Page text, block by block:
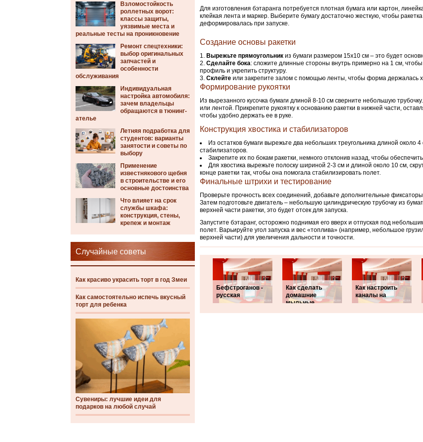
Взломостойкость
роллетных ворот:
классы защиты,
уязвимые места и
реальные тесты на проникновение
Ремонт спецтехники:
выбор оригинальных
запчастей и
особенности
обслуживания
Индивидуальная
настройка автомобиля:
зачем владельцы
обращаются в тюнинг-
ателье
Летняя подработка для
студентов: варианты
занятости и советы по
выбору
Применение
известнякового щебня
в строительстве и его
основные достоинства
Что влияет на срок
службы шкафа:
конструкция, стены,
крепеж и монтаж
Случайные советы
Как красиво украсить торт в год Змеи
Как самостоятельно испечь вкусный
торт для ребенка
Сувениры: лучшие идеи для
подарков на любой случай
Для изготовления бэтаранга потребуется плотная бумага или картон,
клейкая лента и маркер. Выберите бумагу достаточно жесткую, чтобы
деформировалась при запуске.
Создание основы ракетки
Вырежьте прямоугольник из бумаги размером 15х10 см – это будет
Сделайте бока: сложите длинные стороны внутрь примерно на 1 см, чтобы
профиль и укрепить структуру.
Склейте или закрепите залом с помощью ленты, чтобы форма держалась
Формирование рукоятки
Из вырезанного кусочка бумаги длиной 8-10 см сверните небольшую
или лентой. Прикрепите рукоятку к основанию ракетки в нижней части,
чтобы удобно держать ее в руке.
Конструкция хвостика и стабилизаторов
Из остатков бумаги вырежьте два небольших треугольника длиной около 4
стабилизаторов.
Закрепите их по бокам ракетки, немного отклонив назад, чтобы
Для хвостика вырежьте полоску шириной 2-3 см и длиной около 10 см,
конце ракетки так, чтобы она помогала стабилизировать полет.
Финальные штрихи и тестирование
Проверьте прочность всех соединений, добавьте дополнительные
Затем подготовьте двигатель – небольшую цилиндрическую трубочку из
верхней части ракетки, это будет отсек для запуска.
Запустите бэтаранг, осторожно поднимая его вверх и отпуская под
полет. Варьируйте угол запуска и вес «топлива» (например, небольшое
верхней части) для увеличения дальности и точности.
Бефстроганов -
русская
Как сделать
домашние
мыльные
Как настроить
каналы на